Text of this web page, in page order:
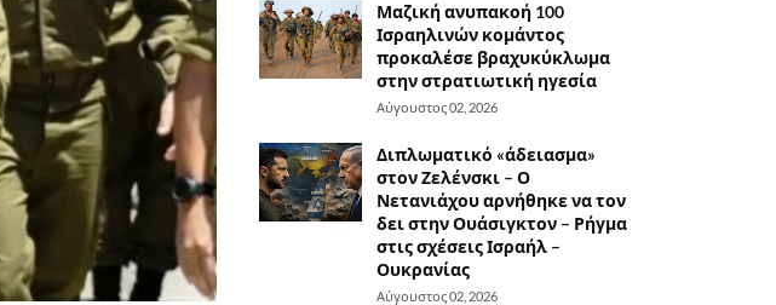
Μαζική ανυπακοή 100
Ισραηλινών κομάντος
προκαλέσε βραχυκύκλωμα
στην στρατιωτική ηγεσία
Αύγουστος 02, 2026
Διπλωματικό «άδειασμα»
στον Ζελένσκι – Ο
Νετανιάχου αρνήθηκε να τον
δει στην Ουάσιγκτον – Ρήγμα
στις σχέσεις Ισραήλ –
Ουκρανίας
Αύγουστος 02, 2026